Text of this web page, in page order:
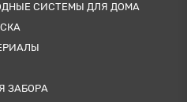
СИСТЕМЫ ДЛЯ ДОМА
ЗАБОРА